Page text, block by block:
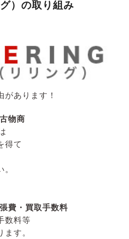
）の取り組み
あります！
物商
得て
費・買取手数料
数料等
す。